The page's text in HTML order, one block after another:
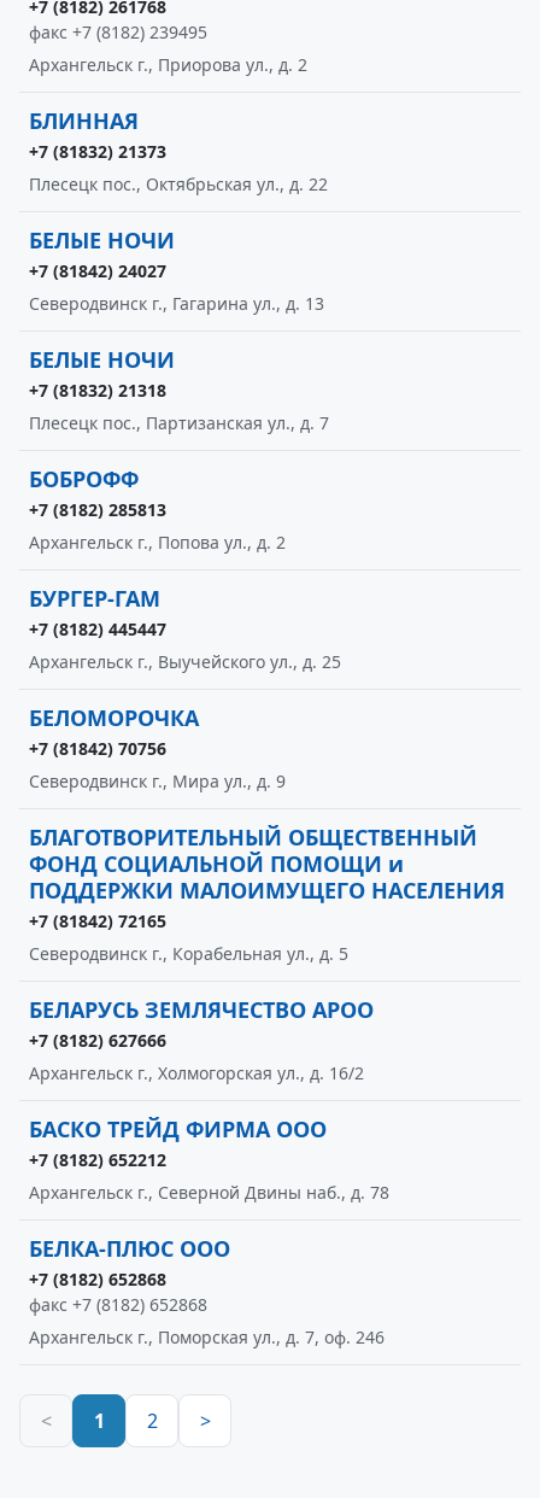
+7 (8182) 261768
факс +7 (8182) 239495
Архангельск г., Приорова ул., д. 2
БЛИННАЯ
+7 (81832) 21373
Плесецк пос., Октябрьская ул., д. 22
БЕЛЫЕ НОЧИ
+7 (81842) 24027
Северодвинск г., Гагарина ул., д. 13
БЕЛЫЕ НОЧИ
+7 (81832) 21318
Плесецк пос., Партизанская ул., д. 7
БОБРОФФ
+7 (8182) 285813
Архангельск г., Попова ул., д. 2
БУРГЕР-ГАМ
+7 (8182) 445447
Архангельск г., Выучейского ул., д. 25
БЕЛОМОРОЧКА
+7 (81842) 70756
Северодвинск г., Мира ул., д. 9
БЛАГОТВОРИТЕЛЬНЫЙ ОБЩЕСТВЕННЫЙ
ФОНД СОЦИАЛЬНОЙ ПОМОЩИ и
ПОДДЕРЖКИ МАЛОИМУЩЕГО НАСЕЛЕНИЯ
+7 (81842) 72165
Северодвинск г., Корабельная ул., д. 5
БЕЛАРУСЬ ЗЕМЛЯЧЕСТВО АРОО
+7 (8182) 627666
Архангельск г., Холмогорская ул., д. 16/2
БАСКО ТРЕЙД ФИРМА ООО
+7 (8182) 652212
Архангельск г., Северной Двины наб., д. 78
БЕЛКА-ПЛЮС ООО
+7 (8182) 652868
факс +7 (8182) 652868
Архангельск г., Поморская ул., д. 7, оф. 246
< 1 2 >